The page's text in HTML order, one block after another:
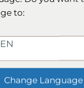
to:
EN
Change Language